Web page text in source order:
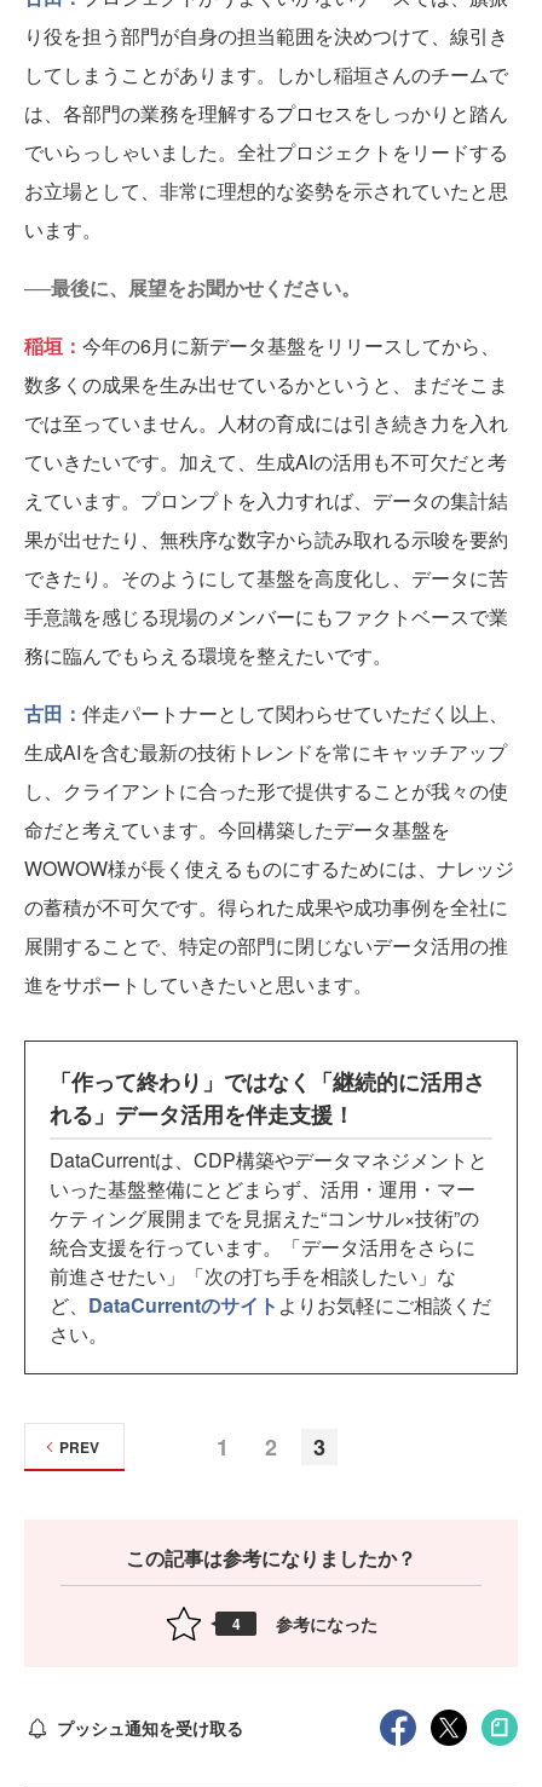
り役を担う部門が自身の担当範囲を決めつけて、線引き
してしまうことがあります。しかし稲垣さんのチームで
は、各部門の業務を理解するプロセスをしっかりと踏ん
でいらっしゃいました。全社プロジェクトをリードする
お立場として、非常に理想的な姿勢を示されていたと思
います。
──最後に、展望をお聞かせください。
稲垣： 今年の6月に新データ基盤をリリースしてから、
数多くの成果を生み出せているかというと、まだそこま
では至っていません。人材の育成には引き続き力を入れ
ていきたいです。加えて、生成AIの活用も不可欠だと考
えています。プロンプトを入力すれば、データの集計結
果が出せたり、無秩序な数字から読み取れる示唆を要約
できたり。そのようにして基盤を高度化し、データに苦
手意識を感じる現場のメンバーにもファクトベースで業
務に臨んでもらえる環境を整えたいです。
古田： 伴走パートナーとして関わらせていただく以上、
生成AIを含む最新の技術トレンドを常にキャッチアップ
し、クライアントに合った形で提供することが我々の使
命だと考えています。今回構築したデータ基盤を
WOWOW様が長く使えるものにするためには、ナレッジ
の蓄積が不可欠です。得られた成果や成功事例を全社に
展開することで、特定の部門に閉じないデータ活用の推
進をサポートしていきたいと思います。
「作って終わり」ではなく「継続的に活用さ
れる」データ活用を伴走支援！
DataCurrentは、CDP構築やデータマネジメントと
いった基盤整備にとどまらず、活用・運用・マー
ケティング展開までを見据えた“コンサル×技術”の
統合支援を行っています。「データ活用をさらに
前進させたい」「次の打ち手を相談したい」な
ど、 DataCurrentのサイト よりお気軽にご相談くだ
さい。
1 2 3
PREV
この記事は参考になりましたか？
4 参考になった
プッシュ通知を受け取る